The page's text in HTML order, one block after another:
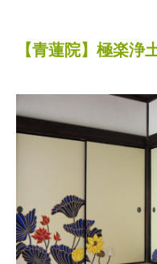
【青蓮院】極楽浄